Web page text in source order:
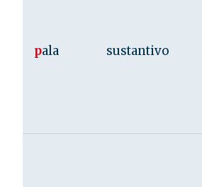
pala sustantivo